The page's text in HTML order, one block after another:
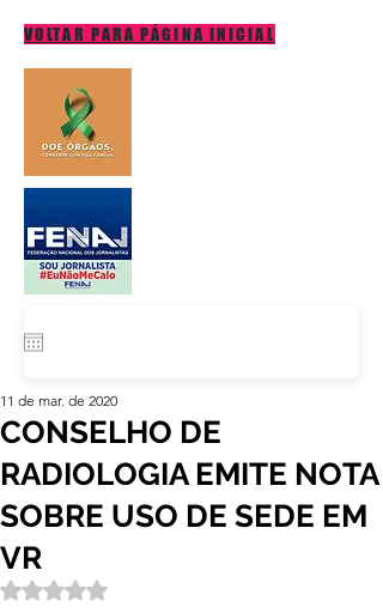
VOLTAR PARA PÁGINA INICIAL
CONSELHO DE
RADIOLOGIA EMITE NOTA
SOBRE USO DE SEDE EM
VR
11 de mar. de 2020
Avaliado com NaN de 5 estrelas.